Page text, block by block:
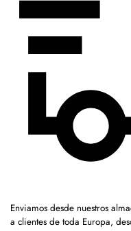
Enviamos desde nuestros
a clientes de toda Europa,